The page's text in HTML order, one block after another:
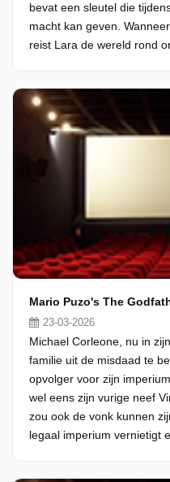
bevat een sleutel die
macht kan geven.
reist Lara de wereld rond
23-03-2026
Michael Corleone, nu in
familie uit de misdaad te
opvolger voor zijn
wel eens zijn vurige neef
zou ook de vonk kunnen
legaal imperium vernietigt